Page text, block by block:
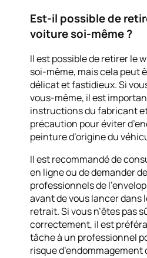
Est-il possible de
voiture soi-même ?
Il est possible de retirer le
soi-même, mais cela peut
délicat et fastidieux. Si
vous-même, il est
instructions du fabricant
précaution pour éviter
peinture d’origine du
Il est recommandé de
en ligne ou de demander
professionnels de
avant de vous lancer dans
retrait. Si vous n’êtes pas
correctement, il est
tâche à un professionnel
risque d’endommagement